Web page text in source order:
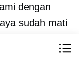
dengan
sudah mati